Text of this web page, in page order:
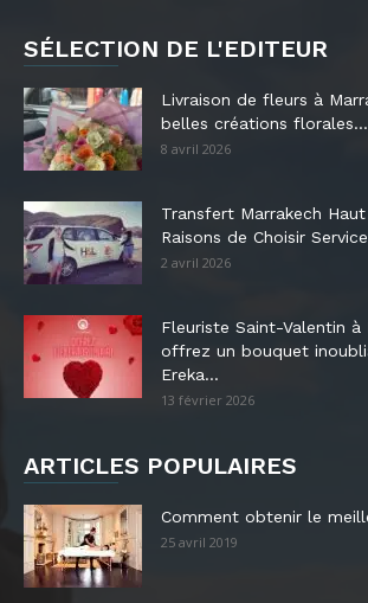
SÉLECTION DE L'EDITEUR
Livraison de fleurs à
belles créations florales...
8 avril 2026
Transfert Marrakech
Raisons de Choisir
2 avril 2026
Fleuriste Saint-Valentin à
offrez un bouquet
Ereka...
13 février 2026
ARTICLES POPULAIRES
Comment obtenir le
25 avril 2019